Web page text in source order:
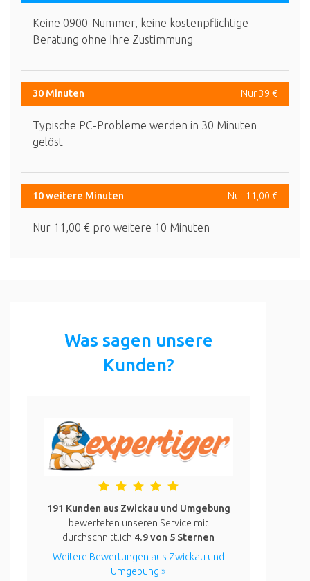
Keine 0900-Nummer, keine kostenpflichtige
Beratung ohne Ihre Zustimmung
30 Minuten Nur 39 €
Typische PC-Probleme werden in 30 Minuten
gelöst
10 weitere Minuten Nur 11,00 €
Nur 11,00 € pro weitere 10 Minuten
Was sagen unsere
Kunden?
191 Kunden aus Zwickau und Umgebung
bewerteten unseren Service mit
durchschnittlich 4.9von 5 Sternen
Weitere Bewertungen aus Zwickau und
Umgebung »